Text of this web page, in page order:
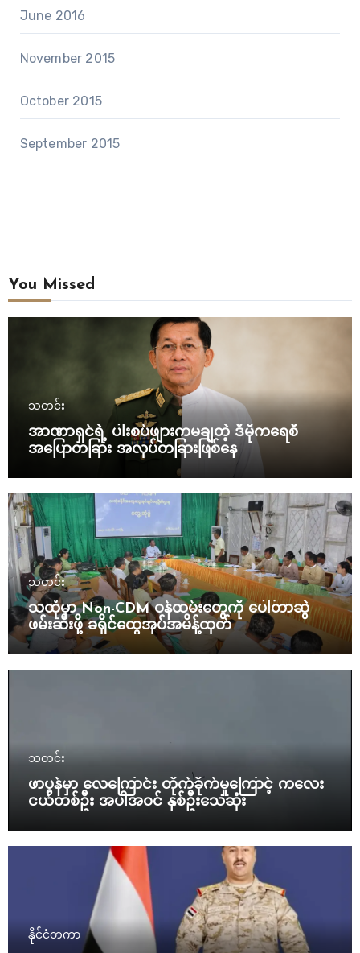
June 2016
November 2015
October 2015
September 2015
You Missed
သတင်း
အာဏာရှင်ရဲ့ ပါးစပ်ဖျားကမချတဲ့ ဒီမိုကရေစီ
အပြောတခြား အလုပ်တခြားဖြစ်နေ
သတင်း
သထုံမှာ Non-CDM ဝန်ထမ်းတွေကို ပေါ်တာဆွဲ
ဖမ်းဆီးဖို့ ခရိုင်ထွေအုပ်အမိန့်ထုတ်
သတင်း
ဖာပွန်မှာ လေကြောင်း တိုက်ခိုက်မှုကြောင့် ကလေး
ငယ်တစ်ဦး အပါအဝင် နှစ်ဦးသေဆုံး
နိုင်ငံတကာ